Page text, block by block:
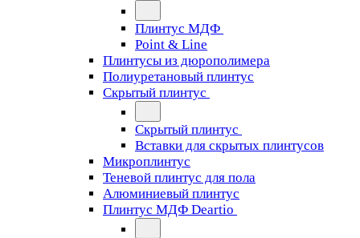
Плинтус МДФ
Point & Line
Плинтусы из дюрополимера
Полиуретановый плинтус
Скрытый плинтус
Скрытый плинтус
Вставки для скрытых плинтусов
Микроплинтус
Теневой плинтус для пола
Алюминиевый плинтус
Плинтус МДФ Deartio